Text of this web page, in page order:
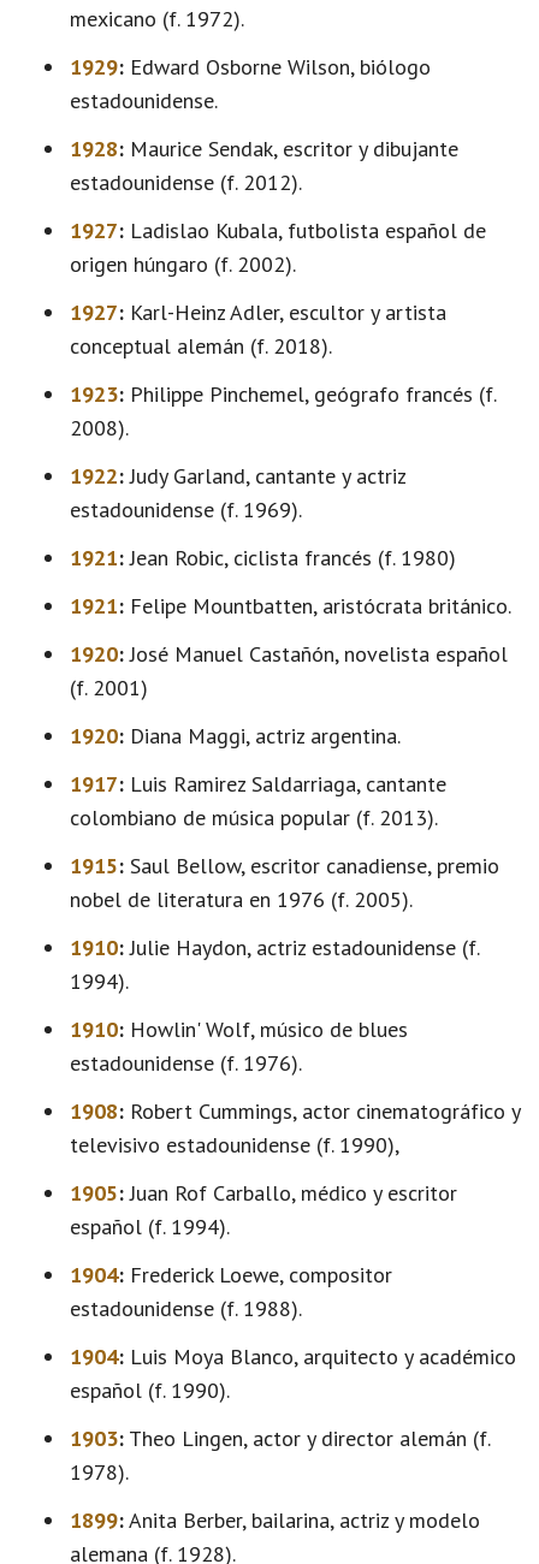
mexicano (f. 1972).
1929: Edward Osborne Wilson, biólogo
estadounidense.
1928: Maurice Sendak, escritor y dibujante
estadounidense (f. 2012).
1927: Ladislao Kubala, futbolista español de
origen húngaro (f. 2002).
1927: Karl-Heinz Adler, escultor y artista
conceptual alemán (f. 2018).
1923: Philippe Pinchemel, geógrafo francés (f.
2008).
1922:Judy Garland, cantante y actriz
estadounidense (f. 1969).
1921:Jean Robic, ciclista francés (f. 1980)
1921: Felipe Mountbatten, aristócrata británico.
1920:José Manuel Castañón, novelista español
(f. 2001)
1920: Diana Maggi, actriz argentina.
1917: Luis Ramirez Saldarriaga, cantante
colombiano de música popular (f. 2013).
1915: Saul Bellow, escritor canadiense, premio
nobel de literatura en 1976 (f. 2005).
1910:Julie Haydon, actriz estadounidense (f.
1994).
1910: Howlin' Wolf, músico de blues
estadounidense (f. 1976).
1908: Robert Cummings, actor cinematográfico y
televisivo estadounidense (f. 1990),
1905:Juan Rof Carballo, médico y escritor
español (f. 1994).
1904: Frederick Loewe, compositor
estadounidense (f. 1988).
1904: Luis Moya Blanco, arquitecto y académico
español (f. 1990).
1903: Theo Lingen, actor y director alemán (f.
1978).
1899:Anita Berber, bailarina, actriz y modelo
alemana (f. 1928).